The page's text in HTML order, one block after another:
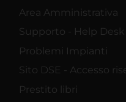
Area Amministrativa
Supporto - Help Desk
Problemi Impianti
Sito DSE - Accesso
Prestito libri